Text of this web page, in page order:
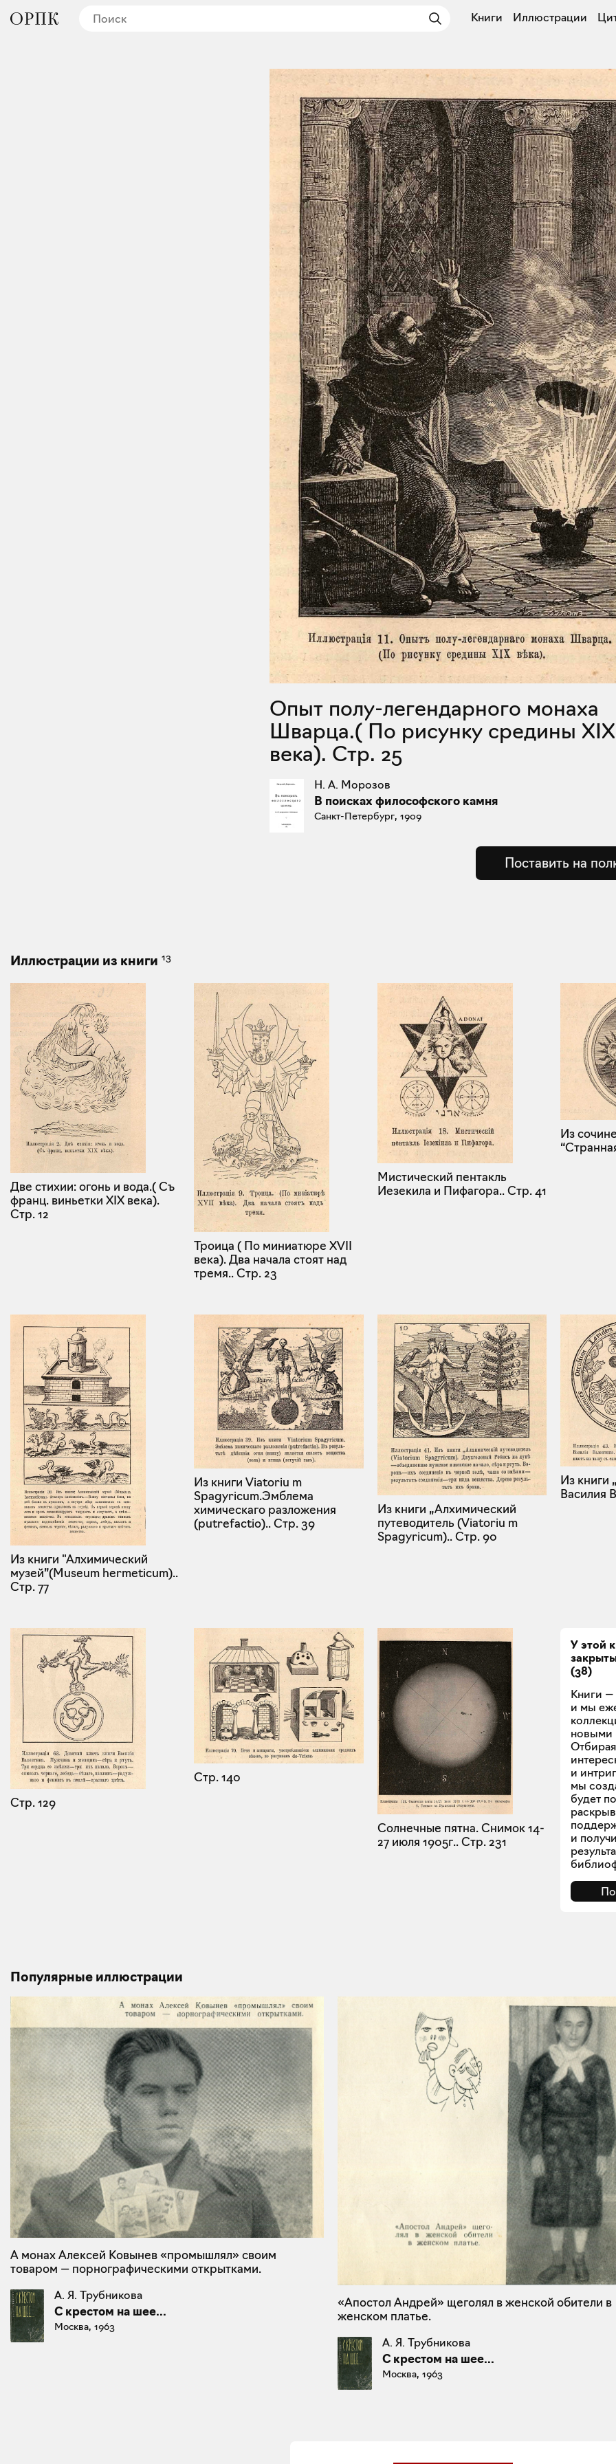
Книги Иллюстрации
Опыт полу-легендарного монаха
Шварца.( По рисунку средины XIX
века). Стр. 25
Н. А. Морозов
В поисках философского камня
Санкт-Петербург, 1909
Поставить на
Иллюстрации из книги 13
Две стихии: огонь и вода.( Съ
франц. виньетки XIX века).
Стр. 12
Троица ( По миниатюре XVII
века). Два начала стоят над
тремя..Стр. 23
Мистический пентакль
Иезекила и Пифагора..Стр. 41
Из
Из книги "Алхимический
музей”(Museum hermeticum)..
Стр. 77
Из книги Viatoriu m
Spagyricum.Эмблема
химическаго разложения
(putrefactio)..Стр. 39
Из книги „Алхимический
путеводитель (Viatoriu m
Spagyricum)..Стр. 90
Из книги
Василия
Стр. 129
Стр. 140
Солнечные пятна. Снимок 14-
27 июля 1905г..Стр. 231
У этой
(38)
Книги —
и мы
новыми
и
мы
будет
и
Популярные иллюстрации
А монах Алексей Ковынев «промышлял» своим
товаром — порнографическими открытками.
А. Я. Трубникова
С крестом на шее...
Москва, 1963
«Апостол Андрей» щеголял в женской обители в
женском платье.
А. Я. Трубникова
С крестом на шее...
Москва, 1963